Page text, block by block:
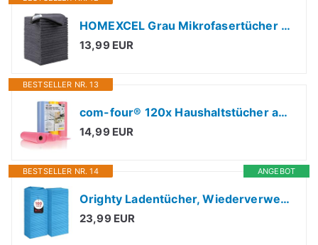
HOMEXCEL Grau Mikrofasertücher 20 Stück, Wiederverwendbare Küchen-Mikrofaser-Reinigungstücher, Lappen Putztücher Geschirrtücher, Fusselfreie Waschbare für Zuhause, Fenster, Auto 30 x 30 cm
13,99 EUR
BESTSELLER NR. 13
com-four® 120x Haushaltstücher auf Rollen in 3 Farben - extrem saugfähige und strapazierbare Reinigungstücher aus Viskose - Wiederverwendbare Allzweck-Wischtücher
14,99 EUR
ANGEBOT
BESTSELLER NR. 14
Orighty Ladentücher, Wiederverwendbare Mikrofaser-Reinigungstücher für Autos, Mehrzweck-Reinigungstücher für Autos, Mechaniker, Küche, fusselfreie Handtücher, 29,8 x 29,8 cm, Blau, 100 Stück
23,99 EUR